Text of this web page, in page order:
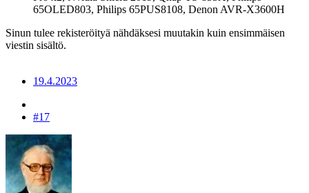
65OLED803, Philips 65PUS8108, Denon AVR-X3600H
Sinun tulee rekisteröityä nähdäksesi muutakin kuin ensimmäisen
viestin sisältö.
19.4.2023
#17